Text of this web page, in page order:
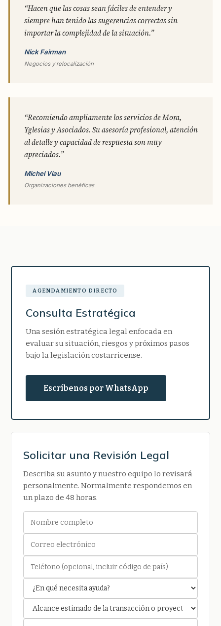
“Hacen que las cosas sean fáciles de entender y
siempre han tenido las sugerencias correctas sin
importar la complejidad de la situación.”
Nick Fairman
Negocios y relocalización
“Recomiendo ampliamente los servicios de Mora,
Yglesias y Asociados. Su asesoría profesional, atención
al detalle y capacidad de respuesta son muy
apreciados.”
Michel Viau
Organizaciones benéficas
AGENDAMIENTO DIRECTO
Consulta Estratégica
Una sesión estratégica legal enfocada en
evaluar su situación, riesgos y próximos pasos
bajo la legislación costarricense.
Escríbenos por WhatsApp
Solicitar una Revisión Legal
Describa su asunto y nuestro equipo lo revisará
personalmente. Normalmente respondemos en
un plazo de 48 horas.